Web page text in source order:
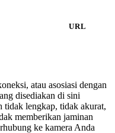
URL
atau asosiasi dengan
disediakan di sini
tidak lengkap, tidak akurat,
memberikan jaminan
ke kamera Anda